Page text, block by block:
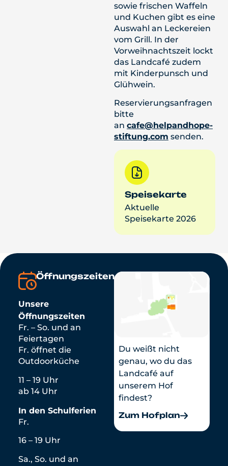
sowie frischen Waffeln
und Kuchen gibt es eine
Auswahl an Leckereien
vom Grill. In der
Vorweihnachtszeit lockt
das Landcafé zudem
mit Kinderpunsch und
Glühwein.
Reservierungsanfragen
bitte
an cafe@helpandhope-
stiftung.com senden.
Speisekarte
Aktuelle
Speisekarte 2026
Öffnungszeiten
Unsere
Öffnungszeiten
Fr. – So. und an
Feiertagen
Fr. öffnet die
Outdoorküche
11 – 19 Uhr
ab 14 Uhr
In den Schulferien
Fr.
16 – 19 Uhr
Sa., So. und an
Du weißt nicht
genau, wo du das
Landcafé auf
unserem Hof
findest?
Zum Hofplan